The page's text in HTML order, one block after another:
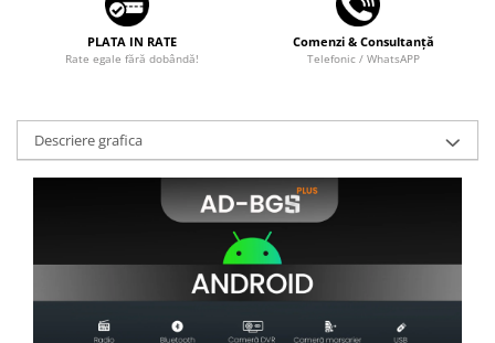
PLATA IN RATE
Rate egale fără dobândă!
Comenzi & Consultanță
Telefonic / WhatsAPP
Descriere grafica